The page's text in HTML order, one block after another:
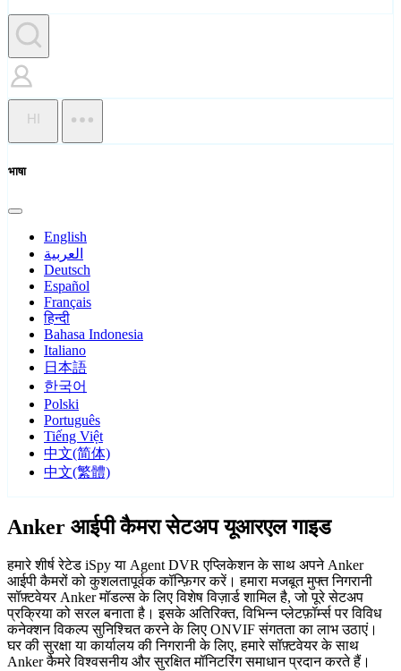
HI
भाषा
English
العربية
Deutsch
Español
Français
हिन्दी
Bahasa Indonesia
Italiano
日本語
한국어
Polski
Português
Tiếng Việt
中文(简体)
中文(繁體)
Anker आईपी कैमरा सेटअप यूआरएल गाइड
हमारे शीर्ष रेटेड iSpy या Agent DVR एप्लिकेशन के साथ अपने Anker
आईपी कैमरों को कुशलतापूर्वक कॉन्फ़िगर करें। हमारा मजबूत मुफ्त निगरानी
सॉफ़्टवेयर Anker मॉडल्स के लिए विशेष विज़ार्ड शामिल है, जो पूरे सेटअप
प्रक्रिया को सरल बनाता है। इसके अतिरिक्त, विभिन्न प्लेटफ़ॉर्म्स पर विविध
कनेक्शन विकल्प सुनिश्चित करने के लिए ONVIF संगतता का लाभ उठाएं।
घर की सुरक्षा या कार्यालय की निगरानी के लिए, हमारे सॉफ़्टवेयर के साथ
Anker कैमरे विश्वसनीय और सुरक्षित मॉनिटरिंग समाधान प्रदान करते हैं।